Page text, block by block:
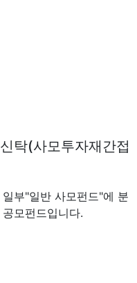
탁(사모투자재간접
부"일반 사모펀드"에 분
모펀드입니다.